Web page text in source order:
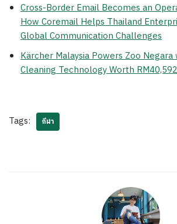
Cross-Border Email Becomes an
How Coremail Helps Thailand
Global Communication Challenges
Kärcher Malaysia Powers Zoo Negara
Cleaning Technology Worth RM40,592
Tags: กีฬา